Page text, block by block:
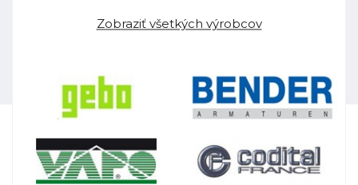
Zobraziť všetkých výrobcov